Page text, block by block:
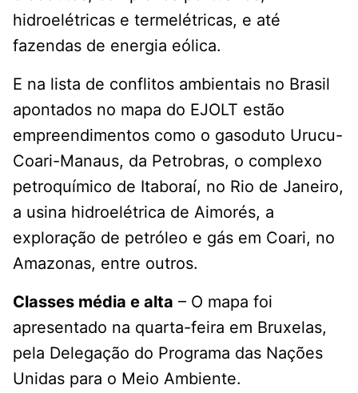
hidroelétricas e termelétricas, e até
fazendas de energia eólica.
E na lista de conflitos ambientais no Brasil
apontados no mapa do EJOLT estão
empreendimentos como o gasoduto Urucu-
Coari-Manaus, da Petrobras, o complexo
petroquímico de Itaboraí, no Rio de Janeiro,
a usina hidroelétrica de Aimorés, a
exploração de petróleo e gás em Coari, no
Amazonas, entre outros.
Classes média e alta – O mapa foi
apresentado na quarta-feira em Bruxelas,
pela Delegação do Programa das Nações
Unidas para o Meio Ambiente.